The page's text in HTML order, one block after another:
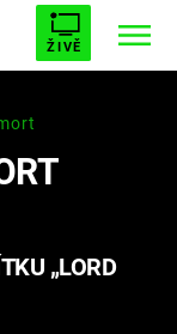
ŽIVĚ
UPÍRŮ
„LORD